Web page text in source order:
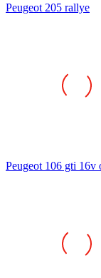
Peugeot 205 rallye
Peugeot 106 gti 16v